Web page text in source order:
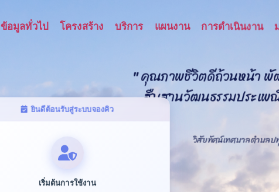
ข้อมูลทั่วไป โครงสร้าง บริการ แผนงาน การดำเนินงาน
"คณภาพชวตดถวนหนาพ
สบสานวฒนธรรมประเพ
วิสัยทัศน์เทศบาลตำบลป
ยินดีต้อนรับสู่ระบบจองคิว
เริ่มต้นการใช้งาน